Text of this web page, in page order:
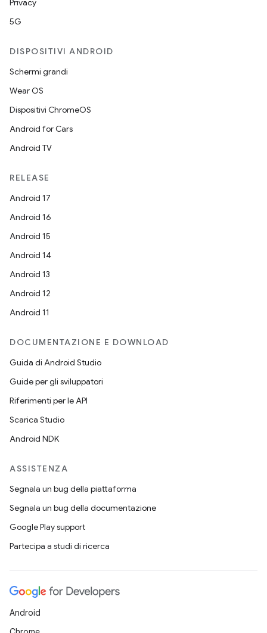
Privacy
5G
DISPOSITIVI ANDROID
Schermi grandi
Wear OS
Dispositivi ChromeOS
Android for Cars
Android TV
RELEASE
Android 17
Android 16
Android 15
Android 14
Android 13
Android 12
Android 11
DOCUMENTAZIONE E DOWNLOAD
Guida di Android Studio
Guide per gli sviluppatori
Riferimenti per le API
Scarica Studio
Android NDK
ASSISTENZA
Segnala un bug della piattaforma
Segnala un bug della documentazione
Google Play support
Partecipa a studi di ricerca
Android